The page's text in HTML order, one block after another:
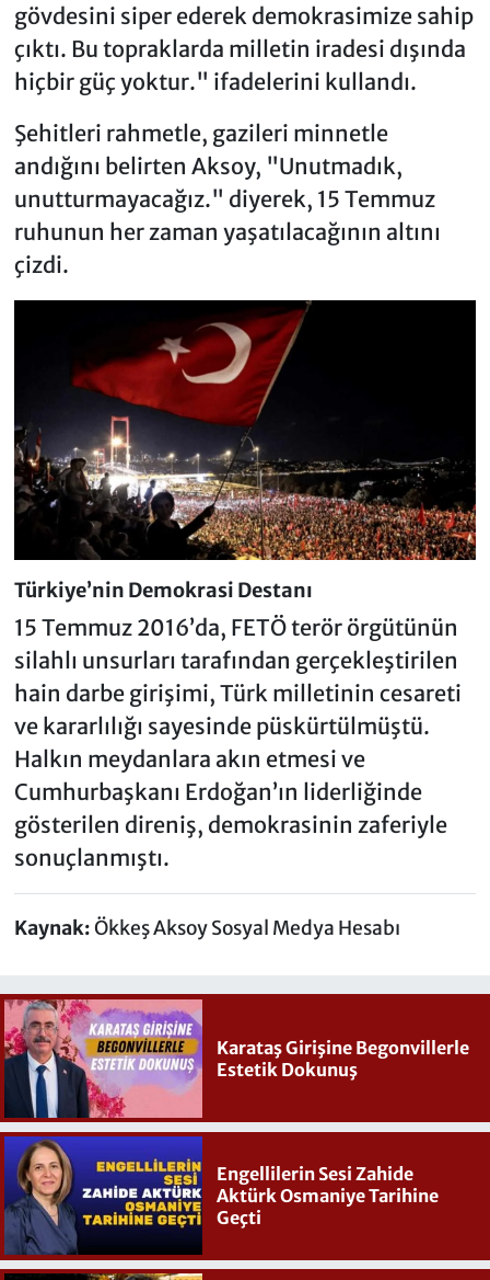
gövdesini siper ederek demokrasimize sahip
çıktı. Bu topraklarda milletin iradesi dışında
hiçbir güç yoktur." ifadelerini kullandı.
Şehitleri rahmetle, gazileri minnetle
andığını belirten Aksoy, "Unutmadık,
unutturmayacağız." diyerek, 15 Temmuz
ruhunun her zaman yaşatılacağının altını
çizdi.
Türkiye’nin Demokrasi Destanı
15 Temmuz 2016’da, FETÖ terör örgütünün
silahlı unsurları tarafından gerçekleştirilen
hain darbe girişimi, Türk milletinin cesareti
ve kararlılığı sayesinde püskürtülmüştü.
Halkın meydanlara akın etmesi ve
Cumhurbaşkanı Erdoğan’ın liderliğinde
gösterilen direniş, demokrasinin zaferiyle
sonuçlanmıştı.
Kaynak:Ökkeş Aksoy Sosyal Medya Hesabı
Karataş Girişine Begonvillerle
Estetik Dokunuş
Engellilerin Sesi Zahide
Aktürk Osmaniye Tarihine
Geçti